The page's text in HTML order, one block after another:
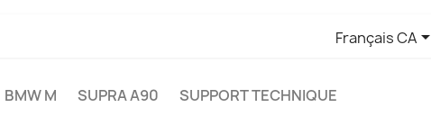
Français CA
BMW M SUPRA A90 SUPPORT TECHNIQUE